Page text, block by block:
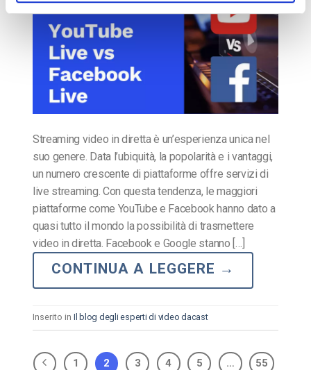
Streaming video in diretta è un’esperienza unica nel
suo genere. Data l’ubiquità, la popolarità e i vantaggi,
un numero crescente di piattaforme offre servizi di
live streaming. Con questa tendenza, le maggiori
piattaforme come YouTube e Facebook hanno dato a
quasi tutto il mondo la possibilità di trasmettere
video in diretta. Facebook e Google stanno […]
CONTINUA A LEGGERE →
Inserito in Il blog degli esperti di video dacast
1 2 3 4 5 … 55